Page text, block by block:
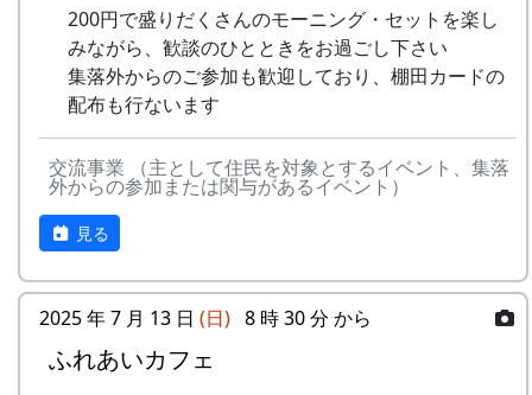
入賞作品の著作権は応募者に帰属しますが、入賞
作品の公開権は棚田学会に帰属するものとしま
す。また公開にあたっては、トリミングをおこな
うこともあります。
応募先（応募フォーム）
棚田のいまフォトコンテスト お申込みフォーム
問合せ先
tanada.photocon@gmail.com
主催 : 棚田学会
凌空・小島慧音
多可町の寺社建築 ～五霊神社を中心に～
京都府立大学文学部歴史学科教授 岸泰子
旧神光寺跡と多可町の古代山寺
京都府立大学文学部歴史学科教授 菱田哲
朗
京都府立大学大学院歴史学専攻 山内愛弓
座談会
参加費 : 無料
申込み期日 : 2024年6月8日（日）
申込み・問い合せ先 : 那珂ふれあい館
200円で盛りだくさんのモーニング・セットを楽し
みながら、歓談のひとときをお過ごし下さい
集落外からのご参加も歓迎しており、棚田カードの
配布も行ないます
交流事業 （主として住民を対象とするイベント、集落
外からの参加または関与があるイベント）
見る
2025 年 7 月 13 日 (日) 8 時 30 分 から
ふれあいカフェ